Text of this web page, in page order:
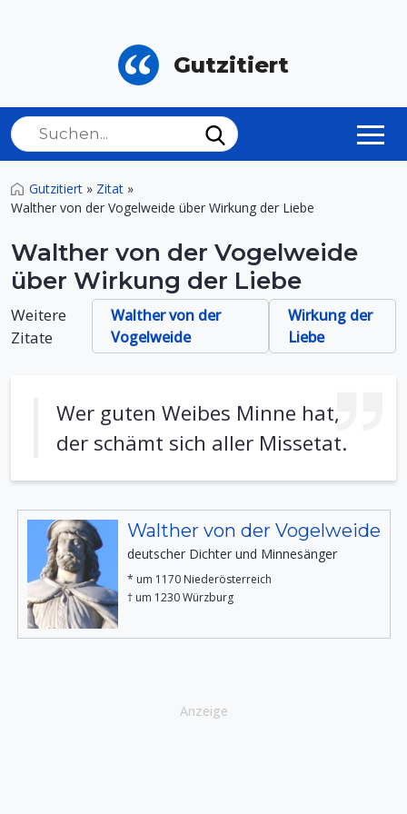
Gutzitiert
Gutzitiert » Zitat »
Walther von der Vogelweide über Wirkung der Liebe
Walther von der Vogelweide
über Wirkung der Liebe
Weitere
Zitate
Walther von der
Vogelweide
Wirkung der
Liebe
Wer guten Weibes Minne hat,
der schämt sich aller Missetat.
Walther von der Vogelweide
deutscher Dichter und Minnesänger
* um 1170 Niederösterreich
† um 1230 Würzburg
Anzeige